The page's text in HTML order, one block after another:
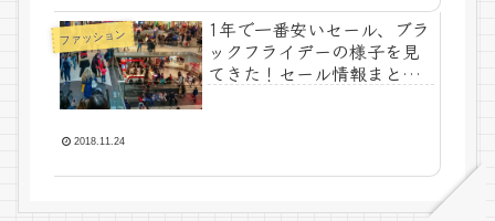
ファッション
1年で一番安いセール、ブラ
ックフライデーの様子を見
てきた！セール情報まとめ
2018.11.24